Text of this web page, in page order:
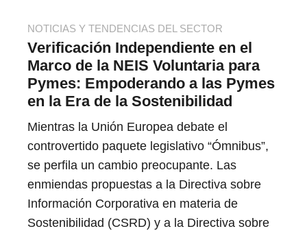
NOTICIAS Y TENDENCIAS DEL SECTOR
Verificación Independiente en el
Marco de la NEIS Voluntaria para
Pymes: Empoderando a las Pymes
en la Era de la Sostenibilidad
Mientras la Unión Europea debate el
controvertido paquete legislativo “Ómnibus”,
se perfila un cambio preocupante. Las
enmiendas propuestas a la Directiva sobre
Información Corporativa en materia de
Sostenibilidad (CSRD) y a la Directiva sobre